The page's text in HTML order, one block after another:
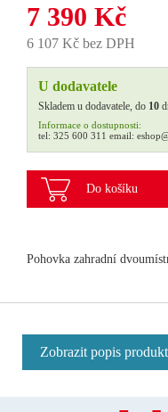
7 390 Kč
6 107 Kč bez DPH
U dodavatele
Skladem u dodavatele, do 10
Informace o dostupnosti:
tel: 325 600 311 email:
Do košíku
Pohovka zahradní
Zobrazit popis